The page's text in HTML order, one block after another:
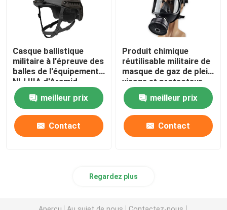
Anti équipement de la police anti-émeute
Équipement militaire tactique
Headwear tactique militaire
Véhicules blindés militaires
Équipement électrique
Casque ballistique
militaire à l'épreuve des
balles de l'équipement
NIJ IIIA d'Aramid
meilleur prix
Contact
Produit chimique
réutilisable militaire de
masque de gaz de plein
visage et protecteur
biologique
meilleur prix
Contact
Regardez plus